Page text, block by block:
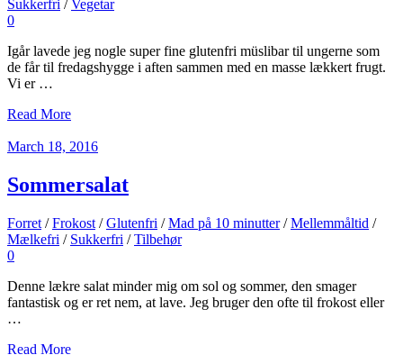
Sukkerfri /Vegetar
0
Igår lavede jeg nogle super fine glutenfri müslibar til ungerne som
de får til fredagshygge i aften sammen med en masse lækkert frugt.
Vi er …
Read More
March 18, 2016
Sommersalat
Forret /Frokost /Glutenfri /Mad på 10 minutter/Mellemmåltid /
Mælkefri / Sukkerfri /Tilbehør
0
Denne lækre salat minder mig om sol og sommer, den smager
fantastisk og er ret nem, at lave. Jeg bruger den ofte til frokost eller
…
Read More